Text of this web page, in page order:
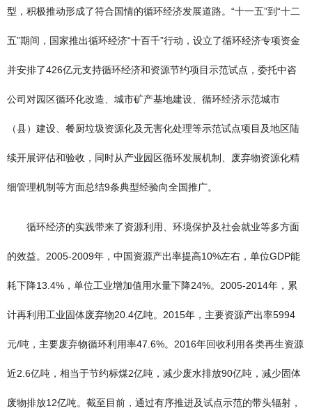
型，积极推动形成了符合国情的循环经济发展道路。“十一五”到“十二
五”期间，国家推出循环经济“十百千”行动，设立了循环经济专项资金
并安排了426亿元支持循环经济和资源节约项目示范试点，委托中咨
公司对园区循环化改造、城市矿产基地建设、循环经济示范城市
（县）建设、餐厨垃圾资源化及无害化处理等示范试点项目及地区陆
续开展评估和验收，同时从产业园区循环发展机制、废弃物资源化精
细管理机制等方面总结9条典型经验向全国推广。
循环经济的实践带来了资源利用、环境保护及社会就业等多方面
的效益。2005-2009年，中国资源产出率提高10%左右，单位GDP能
耗下降13.4%，单位工业增加值用水量下降24%。2005-2014年，累
计再利用工业固体废弃物20.4亿吨。2015年，主要资源产出率5994
元/吨，主要废弃物循环利用率47.6%。2016年回收利用各类再生资源
近2.6亿吨，相当于节约标煤2亿吨，减少废水排放90亿吨，减少固体
废物排放12亿吨。截至目前，通过有序推进及试点示范的带头辐射，